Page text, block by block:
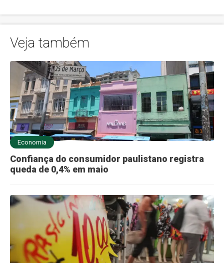
Veja também
Economia
Confiança do consumidor paulistano registra
queda de 0,4% em maio